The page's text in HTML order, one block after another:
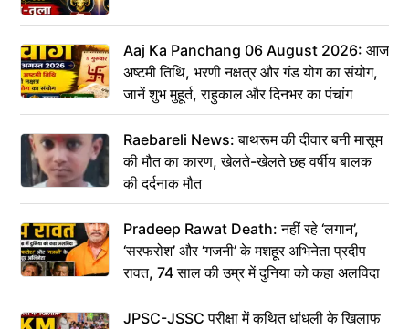
Aaj Ka Panchang 06 August 2026: आज
अष्टमी तिथि, भरणी नक्षत्र और गंड योग का संयोग,
जानें शुभ मुहूर्त, राहुकाल और दिनभर का पंचांग
Raebareli News: बाथरूम की दीवार बनी मासूम
की मौत का कारण, खेलते-खेलते छह वर्षीय बालक
की दर्दनाक मौत
Pradeep Rawat Death: नहीं रहे ‘लगान’,
‘सरफरोश’ और ‘गजनी’ के मशहूर अभिनेता प्रदीप
रावत, 74 साल की उम्र में दुनिया को कहा अलविदा
JPSC-JSSC परीक्षा में कथित धांधली के खिलाफ